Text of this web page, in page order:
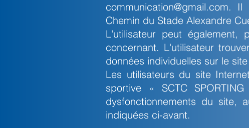
communication@gmail.com. Il
Chemin du Stade Alexandre
L'utilisateur peut
concernant. L'utilisateur
données individuelles sur le
Les utilisateurs du site
sportive « SCTC
dysfonctionnements du site,
indiquées ci-avant.